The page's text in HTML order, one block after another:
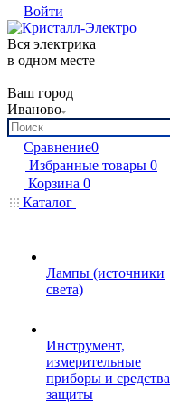
Войти
Вся электрика
в одном месте
Ваш город
Иваново
Сравнение0
Избранные товары 0
Корзина 0
Каталог
Лампы (источники
света)
Инструмент,
измерительные
приборы и средства
защиты